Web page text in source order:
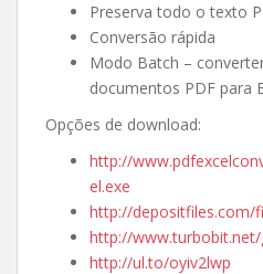
Preserva todo o texto
Conversão rápida
Modo Batch –
documentos PDF para
Opções de download:
http://
el.exe
http://depositfiles.com/
http://
http://ul.to/oyiv2lwp